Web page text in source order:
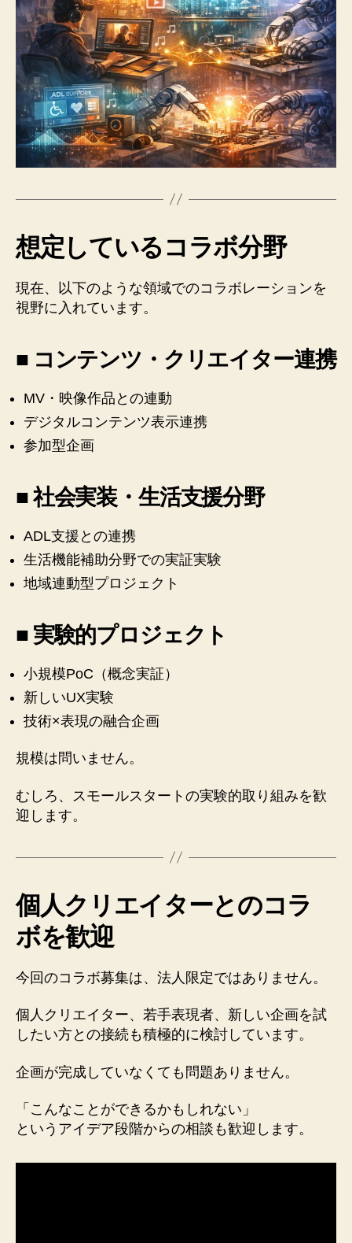
想定しているコラボ分野
現在、以下のような領域でのコラボレーションを
視野に入れています。
■ コンテンツ・クリエイター連携
MV・映像作品との連動
デジタルコンテンツ表示連携
参加型企画
■ 社会実装・生活支援分野
ADL支援との連携
生活機能補助分野での実証実験
地域連動型プロジェクト
■ 実験的プロジェクト
小規模PoC（概念実証）
新しいUX実験
技術×表現の融合企画
規模は問いません。
むしろ、スモールスタートの実験的取り組みを歓
迎します。
個人クリエイターとのコラ
ボを歓迎
今回のコラボ募集は、法人限定ではありません。
個人クリエイター、若手表現者、新しい企画を試
したい方との接続も積極的に検討しています。
企画が完成していなくても問題ありません。
「こんなことができるかもしれない」
というアイデア段階からの相談も歓迎します。